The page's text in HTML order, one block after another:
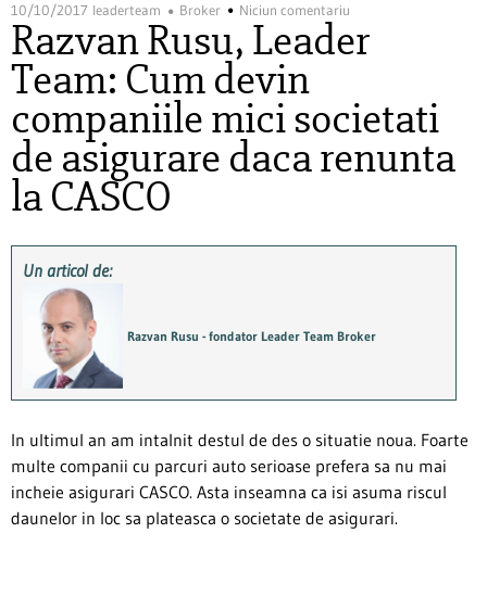
10/10/2017 leaderteam Broker Niciun comentariu
Razvan Rusu, Leader
Team: Cum devin
companiile mici societati
de asigurare daca renunta
la CASCO
Un articol de:
Razvan Rusu - fondator Leader Team Broker
In ultimul an am intalnit destul de des o situatie noua. Foarte
multe companii cu parcuri auto serioase prefera sa nu mai
incheie asigurari CASCO. Asta inseamna ca isi asuma riscul
daunelor in loc sa plateasca o societate de asigurari.